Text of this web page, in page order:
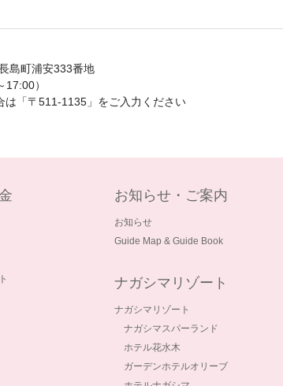
島町浦安333番地
）
「〒511-1135」をご入力ください
お知らせ・ご案内
お知らせ
Guide Map & Guide Book
ナガシマリゾート
ナガシマリゾート
ナガシマスパーランド
ホテル花水木
ガーデンホテルオリーブ